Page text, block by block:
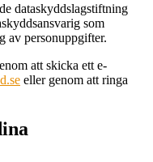
dataskyddslagstiftning
som
av personuppgifter.
att skicka ett e-
eller genom att ringa